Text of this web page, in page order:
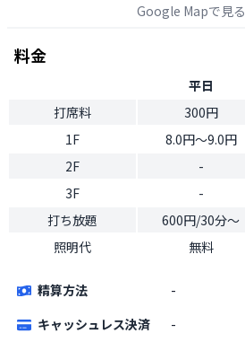
Google Mapで見る
料金
平日
打席料
300円
1F
8.0円〜9.0円
2F
-
3F
-
打ち放題
600円/30分〜
照明代
無料
精算方法
-
キャッシュレス決済
-